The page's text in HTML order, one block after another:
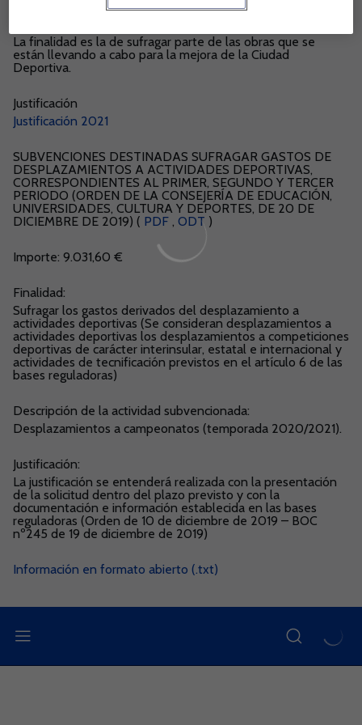
La finalidad es la de sufragar parte de las obras que se
están llevando a cabo para la mejora de la Ciudad
Deportiva.
Justificación
Justificación 2021
SUBVENCIONES DESTINADAS SUFRAGAR GASTOS DE
DESPLAZAMIENTOS A ACTIVIDADES DEPORTIVAS,
CORRESPONDIENTES AL PRIMER, SEGUNDO Y TERCER
PERIODO (ORDEN DE LA CONSEJERÍA DE EDUCACIÓN,
UNIVERSIDADES, CULTURA Y DEPORTES, DE 20 DE
DICIEMBRE DE 2019) ( PDF , ODT )
Importe: 9.031,60 €
Finalidad:
Sufragar los gastos derivados del desplazamiento a
actividades deportivas (Se consideran desplazamientos a
actividades deportivas los desplazamientos a competiciones
deportivas de carácter interinsular, estatal e internacional y
actividades de tecnificación previstos en el artículo 6 de las
bases reguladoras)
Descripción de la actividad subvencionada:
Desplazamientos a campeonatos (temporada 2020/2021).
Justificación:
La justificación se entenderá realizada con la presentación
de la solicitud dentro del plazo previsto y con la
documentación e información establecida en las bases
reguladoras (Orden de 10 de diciembre de 2019 – BOC
nº245 de 19 de diciembre de 2019)
Información en formato abierto (.txt)